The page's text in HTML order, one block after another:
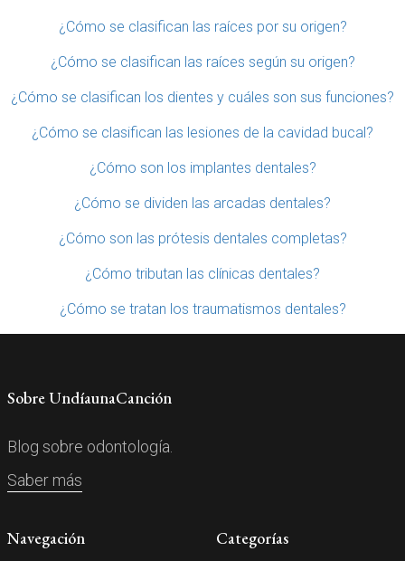
¿Cómo se clasifican las raíces por su origen?
¿Cómo se clasifican las raíces según su origen?
¿Cómo se clasifican los dientes y cuáles son sus funciones?
¿Cómo se clasifican las lesiones de la cavidad bucal?
¿Cómo son los implantes dentales?
¿Cómo se dividen las arcadas dentales?
¿Cómo son las prótesis dentales completas?
¿Cómo tributan las clínicas dentales?
¿Cómo se tratan los traumatismos dentales?
Sobre UndíaunaCanción
Blog sobre odontología.
Saber más
Navegación Categorías